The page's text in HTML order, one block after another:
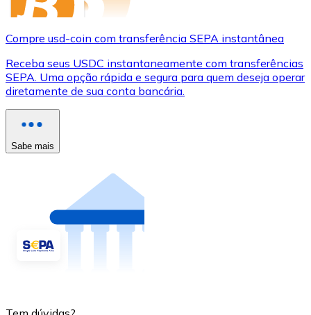
Compre usd-coin com transferência SEPA instantânea
Receba seus USDC instantaneamente com transferências
SEPA. Uma opção rápida e segura para quem deseja operar
diretamente de sua conta bancária.
Sabe mais